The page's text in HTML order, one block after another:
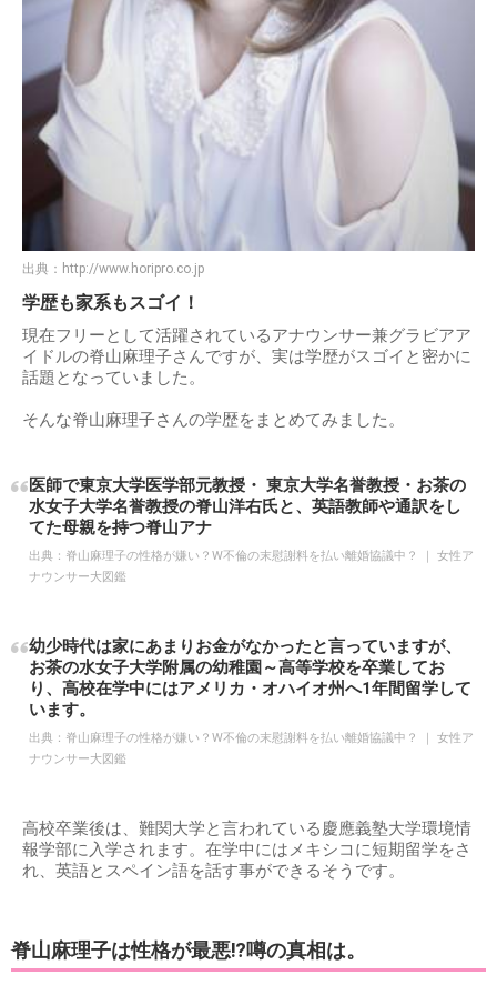
出典： http://www.horipro.co.jp
学歴も家系もスゴイ！
現在フリーとして活躍されているアナウンサー兼グラビアア
イドルの脊山麻理子さんですが、実は学歴がスゴイと密かに
話題となっていました。
そんな脊山麻理子さんの学歴をまとめてみました。
医師で東京大学医学部元教授・ 東京大学名誉教授・お茶の
水女子大学名誉教授の脊山洋右氏と、英語教師や通訳をし
てた母親を持つ脊山アナ
出典： 脊山麻理子の性格が嫌い？W不倫の末慰謝料を払い離婚協議中？ ｜ 女性ア
ナウンサー大図鑑
幼少時代は家にあまりお金がなかったと言っていますが、
お茶の水女子大学附属の幼稚園～高等学校を卒業してお
り、高校在学中にはアメリカ・オハイオ州へ1年間留学して
います。
出典： 脊山麻理子の性格が嫌い？W不倫の末慰謝料を払い離婚協議中？ ｜ 女性ア
ナウンサー大図鑑
高校卒業後は、難関大学と言われている慶應義塾大学環境情
報学部に入学されます。在学中にはメキシコに短期留学をさ
れ、英語とスペイン語を話す事ができるそうです。
脊山麻理子は性格が最悪⁉︎噂の真相は。